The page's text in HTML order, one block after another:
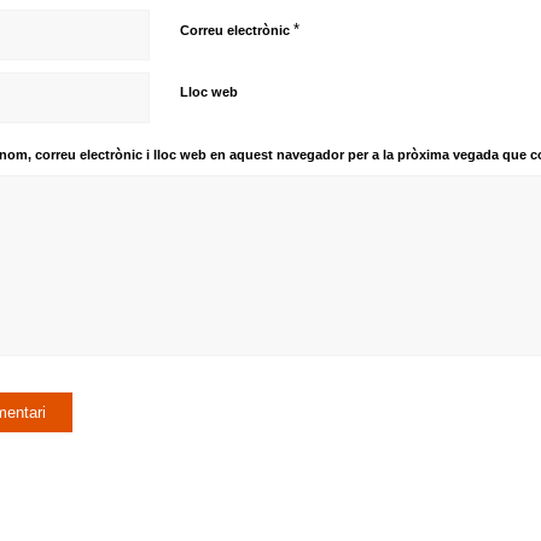
Correu electrònic *
Lloc web
correu electrònic i lloc web en aquest navegador per a la pròxima vegada que